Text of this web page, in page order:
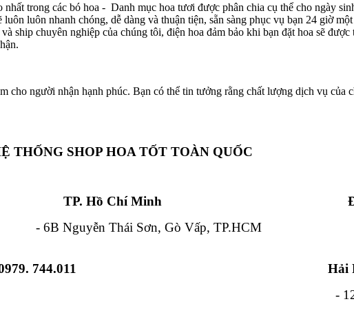
nhất trong các bó hoa - Danh mục hoa tươi được phân chia cụ thể cho ngày
luôn nhanh chóng, dễ dàng và thuận tiện, sẵn sàng phục vụ bạn 24 giờ
ship chuyên nghiệp của chúng tôi, điện hoa đảm bảo khi bạn đặt hoa sẽ
cho người nhận hạnh phúc. Bạn có thể tin tưởng rằng chất lượng dịch vụ của
THỐNG SHOP HOA TỐT TOÀN QUỐC
Chí Minh Đà
Thái Sơn, Gò Vấp, TP.HCM - 841
744.011 Hải
Từ Liêm, HN - 12 Hải Triều,